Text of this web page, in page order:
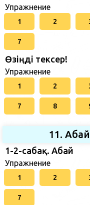
Упражнение
1 2
7
Өзіңді тексер!
Упражнение
1 2
7 8
11.
1-2-сабақ. Абай
Упражнение
1 2
7